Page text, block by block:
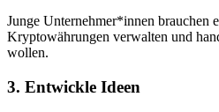
Junge Unternehmer*innen brauchen
Kryptowährungen verwalten und
wollen.
3. Entwickle Ideen